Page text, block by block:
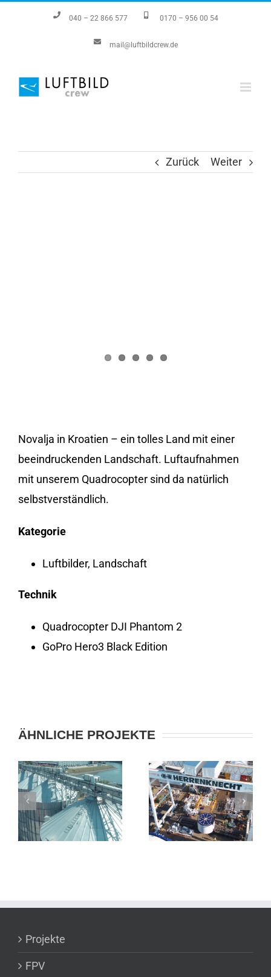
040 – 22 866 577 0170 – 956 00 54
mail@luftbildcrew.de
Zurück Weiter
Novalja in Kroatien – ein tolles Land mit einer
beeindruckenden Landschaft. Luftaufnahmen
mit unserem Quadrocopter sind da natürlich
selbstverständlich.
Kategorie
Luftbilder, Landschaft
Technik
Quadrocopter DJI Phantom 2
GoPro Hero3 Black Edition
ÄHNLICHE PROJEKTE
BERTLING
SCHWERLASTTRANSPORT
SCHWERIN
|
Projekte
FPV